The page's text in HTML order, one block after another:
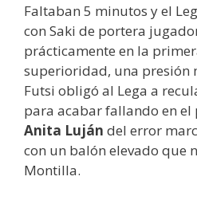
Faltaban 5 minutos y el
con Saki de portera
prácticamente en la
superioridad, una presión
Futsi obligó al Lega a
para acabar fallando en el
Anita Luján del error
con un balón elevado que
Montilla.